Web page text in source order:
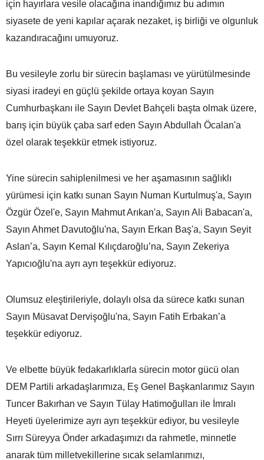
için hayırlara vesile olacağına inandığımız bu adımın
siyasete de yeni kapılar açarak nezaket, iş birliği ve olgunluk
kazandıracağını umuyoruz.
Bu vesileyle zorlu bir sürecin başlaması ve yürütülmesinde
siyasi iradeyi en güçlü şekilde ortaya koyan Sayın
Cumhurbaşkanı ile Sayın Devlet Bahçeli başta olmak üzere,
barış için büyük çaba sarf eden Sayın Abdullah Öcalan'a
özel olarak teşekkür etmek istiyoruz.
Yine sürecin sahiplenilmesi ve her aşamasının sağlıklı
yürümesi için katkı sunan Sayın Numan Kurtulmuş'a, Sayın
Özgür Özel'e, Sayın Mahmut Arıkan'a, Sayın Ali Babacan'a,
Sayın Ahmet Davutoğlu'na, Sayın Erkan Baş'a, Sayın Seyit
Aslan’a, Sayın Kemal Kılıçdaroğlu’na, Sayın Zekeriya
Yapıcıoğlu'na ayrı ayrı teşekkür ediyoruz.
Olumsuz eleştirileriyle, dolaylı olsa da sürece katkı sunan
Sayın Müsavat Dervişoğlu'na, Sayın Fatih Erbakan’a
teşekkür ediyoruz.
Ve elbette büyük fedakarlıklarla sürecin motor gücü olan
DEM Partili arkadaşlarımıza, Eş Genel Başkanlarımız Sayın
Tuncer Bakırhan ve Sayın Tülay Hatimoğulları ile İmralı
Heyeti üyelerimize ayrı ayrı teşekkür ediyor, bu vesileyle
Sırrı Süreyya Önder arkadaşımızı da rahmetle, minnetle
anarak tüm milletvekillerine sıcak selamlarımızı,